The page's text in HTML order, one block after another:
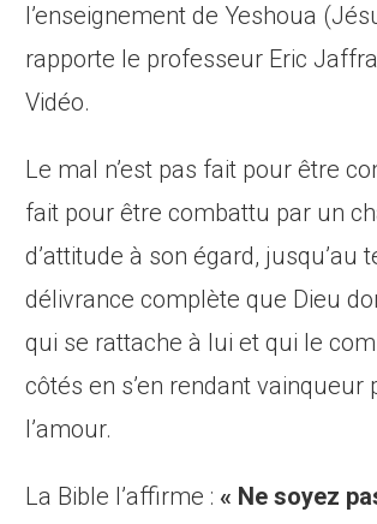
l’enseignement de Yeshoua
rapporte le professeur Eric
Vidéo.
Le mal n’est pas fait pour être
fait pour être combattu par un
d’attitude à son égard, jusqu’au
délivrance complète que Dieu
qui se rattache à lui et qui le
côtés en s’en rendant vainqueur
l’amour.
La Bible l’affirme :« Ne soyez